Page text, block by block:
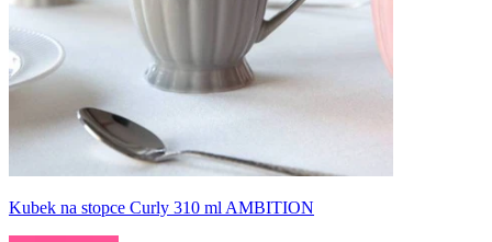
Kubek na stopce Curly 310 ml AMBITION